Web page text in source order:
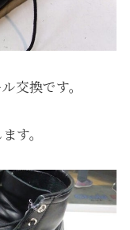
交換です。
す。